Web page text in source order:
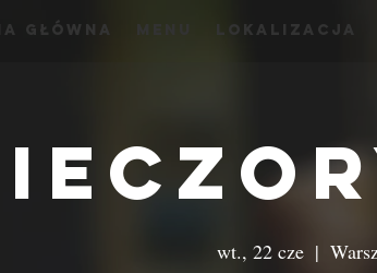
Główna Lokalizacja
wt., 22 cze
  |